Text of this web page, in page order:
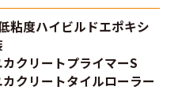
粘度ハイビルドエポキシ
クリートプライマーS
クリートタイルローラー